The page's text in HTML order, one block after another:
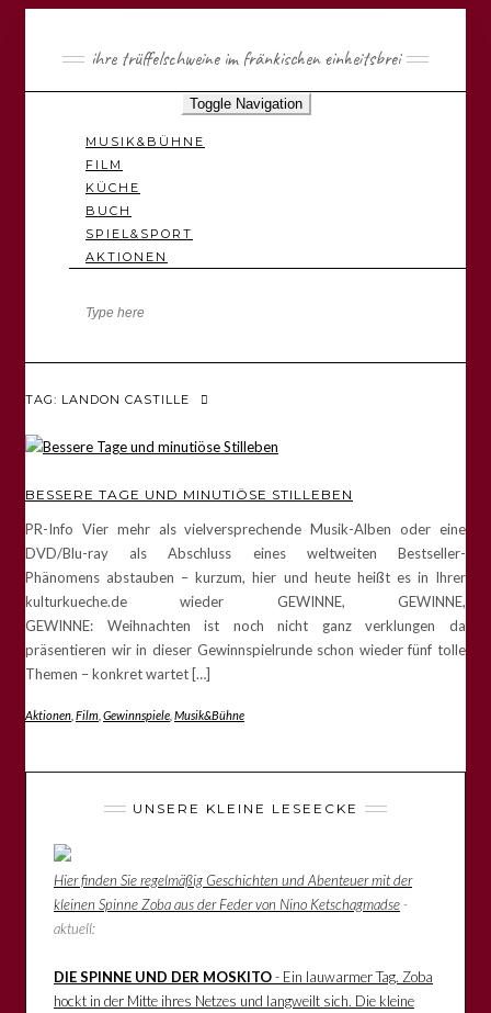
ihre trüffelschweine im fränkischen einheitsbrei
Toggle Navigation
MUSIK&BÜHNE
FILM
KÜCHE
BUCH
SPIEL&SPORT
AKTIONEN
TAG: LANDON CASTILLE
BESSERE TAGE UND MINUTIÖSE STILLEBEN
PR-Info Vier mehr als vielversprechende Musik-Alben oder eine
DVD/Blu-ray als Abschluss eines weltweiten Bestseller-
Phänomens abstauben – kurzum, hier und heute heißt es in Ihrer
kulturkueche.de wieder GEWINNE, GEWINNE,
GEWINNE: Weihnachten ist noch nicht ganz verklungen da
präsentieren wir in dieser Gewinnspielrunde schon wieder fünf tolle
Themen – konkret wartet […]
Aktionen Film Gewinnspiele Musik&Bühne
UNSERE KLEINE LESEECKE
Hier finden Sie regelmäßig Geschichten und Abenteuer mit der
kleinen Spinne Zoba aus der Feder von Nino Ketschagmadse-
aktuell:
DIE SPINNE UND DER MOSKITO- Ein lauwarmer Tag. Zoba
hockt in der Mitte ihres Netzes und langweilt sich. Die kleine